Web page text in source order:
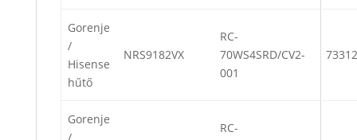
Gorenje
/
Hisense
hűtő
NRS9182VX
RC-
70WS4SRD/CV2-
001
Gorenje
RC-